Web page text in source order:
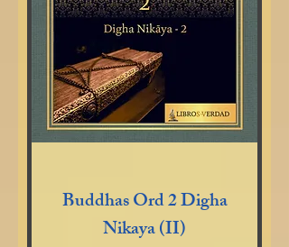
Buddhas Ord 2 Digha
Nikaya (II)